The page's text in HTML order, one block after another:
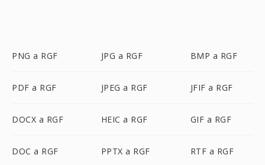
PNG a RGF JPG a RGF BMP a RGF
PDF a RGF JPEG a RGF JFIF a RGF
DOCX a RGF HEIC a RGF GIF a RGF
DOC a RGF PPTX a RGF RTF a RGF